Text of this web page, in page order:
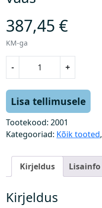
387,45 €
KM-ga
-
k
o
g
+
Lisa tellimusele
Tootekood: 2001
Kategooriad: Kõik tooted,
Kirjeldus Lisainfo
Kirjeldus